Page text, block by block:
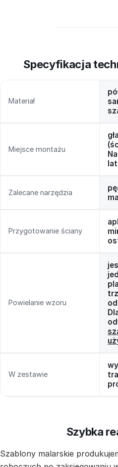
Specyfikacja
Materiał
Miejsce montażu
Zalecane narzędzia
Przygotowanie ściany
Powielanie wzoru
W zestawie
Szybka
Szablony malarskie